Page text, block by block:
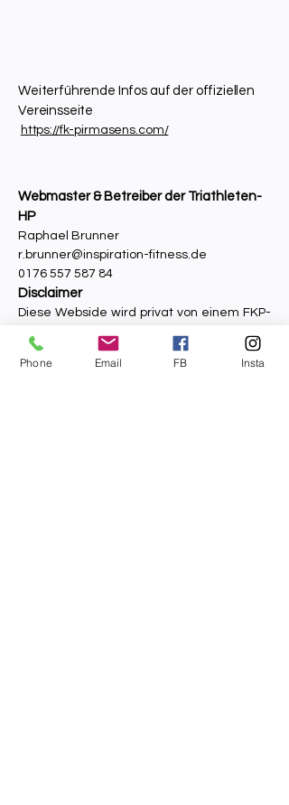
Weiterführende Infos auf der offiziellen
Vereinsseite
https://fk-pirmasens.com/​
Webmaster & Betreiber der Triathleten-
HP
Raphael Brunner
r.brunner@inspiration-fitness.de
0176 557 587 84
Disclaimer
Diese Webside wird privat von einem FKP-
über die Veranstaltungen, den
Trainingsbetrieb und eingehende
Phone Email FB Insta